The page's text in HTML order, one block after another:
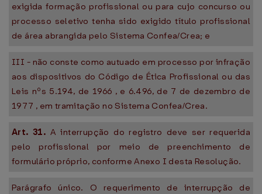
exigida formação profissional ou para cujo concurso ou
processo seletivo tenha sido exigido título profissional
de área abrangida pelo Sistema Confea/Crea; e
III - não conste como autuado em processo por infração
aos dispositivos do Código de Ética Profissional ou das
Leis nºs 5.194, de 1966 , e 6.496, de 7 de dezembro de
1977 , em tramitação no Sistema Confea/Crea.
Art. 31. A interrupção do registro deve ser requerida
pelo profissional por meio de preenchimento de
formulário próprio, conforme Anexo I desta Resolução.
Parágrafo único. O requerimento de interrupção de